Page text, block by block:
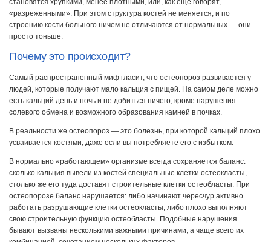
становятся хрупкими, менее плотными, или, как еще говорят,
«разреженными». При этом структура костей не меняется, и по
строению кости больного ничем не отличаются от нормальных — они
просто тоньше.
Почему это происходит?
Самый распространенный миф гласит, что остеопороз развивается у
людей, которые получают мало кальция с пищей. На самом деле можно
есть кальций день и ночь и не добиться ничего, кроме нарушения
солевого обмена и возможного образования камней в почках.
В реальности же остеопороз — это болезнь, при которой кальций плохо
усваивается костями, даже если вы потребляете его с избытком.
В нормально «работающем» организме всегда сохраняется баланс:
сколько кальция вывели из костей специальные клетки остеокласты,
столько же его туда доставят строительные клетки остеобласты. При
остеопорозе баланс нарушается: либо начинают чересчур активно
работать разрушающие клетки остеокласты, либо плохо выполняют
свою строительную функцию остеобласты. Подобные нарушения
бывают вызваны несколькими важными причинами, а чаще всего их